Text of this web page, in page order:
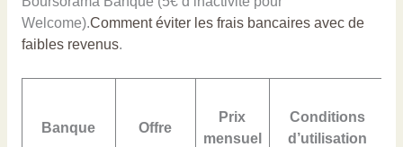
Welcome).Comment éviter les frais bancaires avec de
faibles revenus.
Banque Offre
Prix
mensuel
Conditions
d’utilisation